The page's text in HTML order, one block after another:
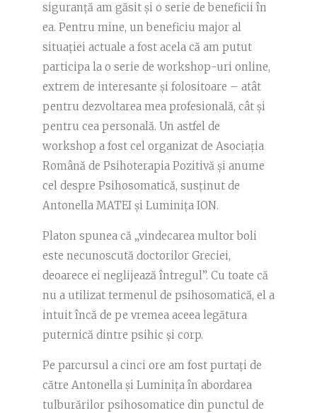
siguranță am găsit și o serie de beneficii în
ea. Pentru mine, un beneficiu major al
situației actuale a fost acela că am putut
participa la o serie de workshop-uri online,
extrem de interesante și folositoare – atât
pentru dezvoltarea mea profesională, cât și
pentru cea personală. Un astfel de
workshop a fost cel organizat de Asociația
Română de Psihoterapia Pozitivă și anume
cel despre Psihosomatică, susținut de
Antonella MATEI și Luminița ION.
Platon spunea că „vindecarea multor boli
este necunoscută doctorilor Greciei,
deoarece ei neglijează întregul”. Cu toate că
nu a utilizat termenul de psihosomatică, el a
intuit încă de pe vremea aceea legătura
puternică dintre psihic și corp.
Pe parcursul a cinci ore am fost purtați de
către Antonella și Luminița în abordarea
tulburărilor psihosomatice din punctul de